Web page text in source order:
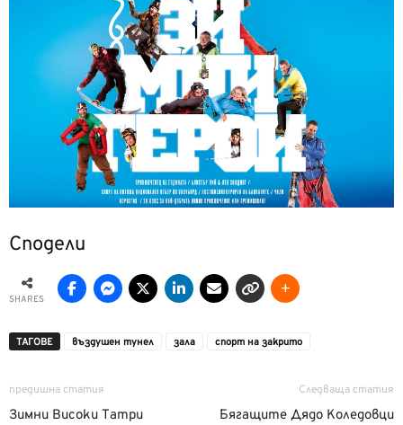
Сподели
SHARES
ТАГОВЕ въздушен тунел зала спорт на закрито
предишна статия
Зимни Високи Татри
Следваща статия
Бягащите Дядо Коледовци